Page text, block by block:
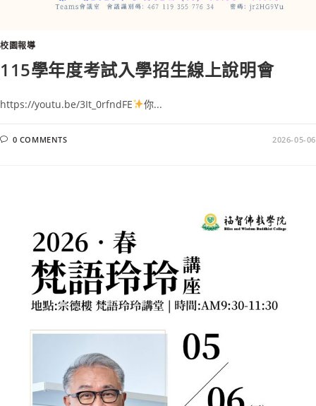
校園報導
115學年度考試入學招生線上說明會
https://youtu.be/3It_0rfndFE 你...
0 COMMENTS 2026-05-06